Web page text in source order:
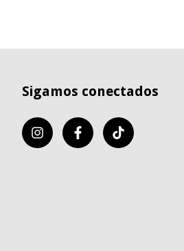
Sigamos conectados